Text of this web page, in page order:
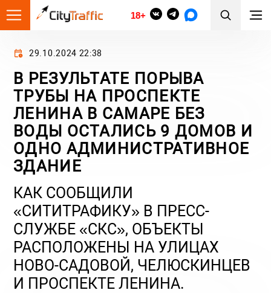
18+
29.10.2024 22:38
В РЕЗУЛЬТАТЕ ПОРЫВА
ТРУБЫ НА ПРОСПЕКТЕ
ЛЕНИНА В САМАРЕ БЕЗ
ВОДЫ ОСТАЛИСЬ 9 ДОМОВ И
ОДНО АДМИНИСТРАТИВНОЕ
ЗДАНИЕ
КАК СООБЩИЛИ
«СИТИТРАФИКУ» В ПРЕСС-
СЛУЖБЕ «СКС», ОБЪЕКТЫ
РАСПОЛОЖЕНЫ НА УЛИЦАХ
НОВО-САДОВОЙ, ЧЕЛЮСКИНЦЕВ
И ПРОСПЕКТЕ ЛЕНИНА.